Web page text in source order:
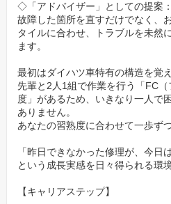
「前職までは三級整備士でしたが、
ックアップを受け、
念願の二級整備士資格を取得するこ
日曜日の忙しい時間帯に講習へ行か
今でも感謝しています。
現在は、さらに難易度の高いダイハ
級』に挑戦中です。
められることを実感できる場所です
また、整備が予約制で決まっている
すく、非常に働きやすいと感じてい
◇「アドバイザー」としての提案：
故障した箇所を直すだけでなく、
タイルに合わせ、トラブルを未然
ます。
最初はダイハツ車特有の構造を覚
先輩と2人1組で作業を行う「FC
度」があるため、いきなり一人で
ありません。
あなたの習熟度に合わせて一歩ず
「昨日できなかった修理が、今日
という成長実感を日々得られる環境
【キャリアステップ】